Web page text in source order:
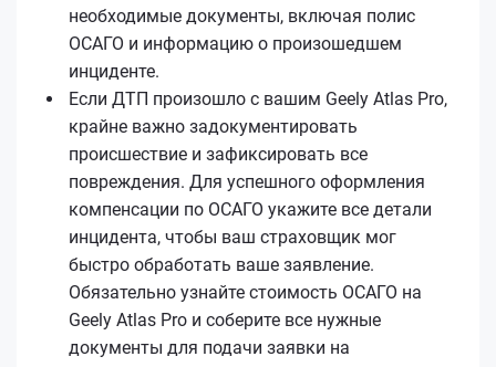
необходимые документы, включая полис
ОСАГО и информацию о произошедшем
инциденте.
Если ДТП произошло с вашим Geely Atlas Pro,
крайне важно задокументировать
происшествие и зафиксировать все
повреждения. Для успешного оформления
компенсации по ОСАГО укажите все детали
инцидента, чтобы ваш страховщик мог
быстро обработать ваше заявление.
Обязательно узнайте стоимость ОСАГО на
Geely Atlas Pro и соберите все нужные
документы для подачи заявки на